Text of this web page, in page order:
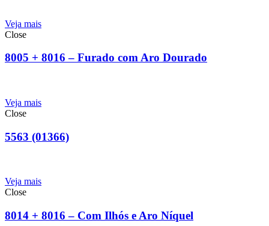
Veja mais
Close
8005 + 8016 – Furado com Aro Dourado
Veja mais
Close
5563 (01366)
Veja mais
Close
8014 + 8016 – Com Ilhós e Aro Níquel